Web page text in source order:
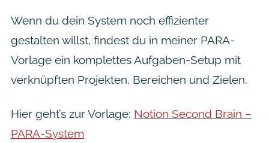
Wenn du dein System noch effizienter
gestalten willst, findest du in meiner PARA-
Vorlage ein komplettes Aufgaben-Setup mit
verknüpften Projekten, Bereichen und Zielen.
Hier geht’s zur Vorlage: Notion Second Brain –
PARA-System